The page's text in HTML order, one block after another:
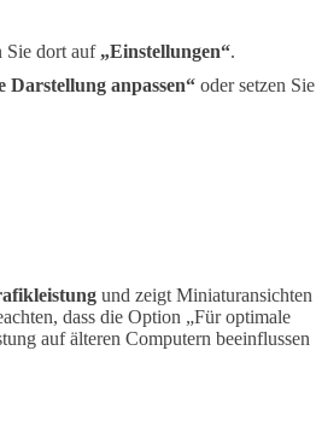
Sie dort auf „Einstellungen“.
Darstellung anpassen“ oder setzen Sie
und zeigt Miniaturansichten
dass die Option „Für optimale
auf älteren Computern beeinflussen